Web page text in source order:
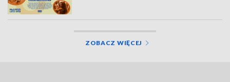
ZOBACZ WIĘCEJ